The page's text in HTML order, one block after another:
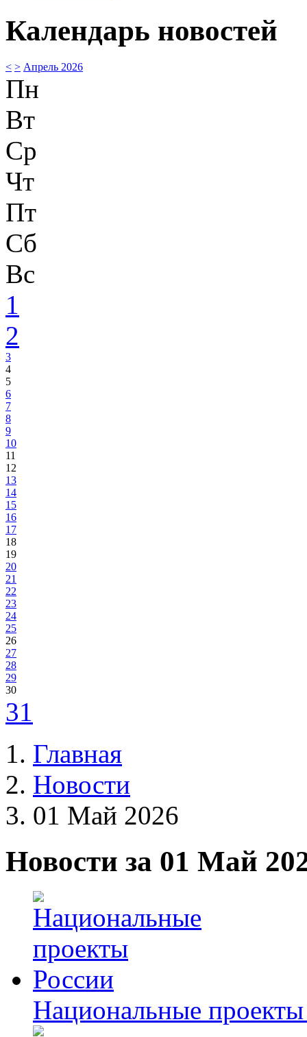
Календарь новостей
< > Апрель 2026
Пн
Вт
Ср
Чт
Пт
Сб
Вс
1
2
3
4
5
6
7
8
9
10
11
12
13
14
15
16
17
18
19
20
21
22
23
24
25
26
27
28
29
30
31
Главная
Новости
01 Май 2026
Новости за 01 Май
Национальные